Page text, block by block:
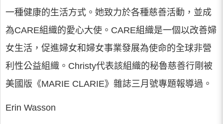
一種健康的生活方式。她致力於各種慈善活動，並成
為CARE組織的愛心大使。CARE組織是一個以改善婦
女生活，促進婦女和婦女事業發展為使命的全球非營
利性公益組織。Christy代表該組織的秘魯慈善行剛被
美國版《MARIE CLARIE》雜誌三月號專題報導過。
Erin Wasson